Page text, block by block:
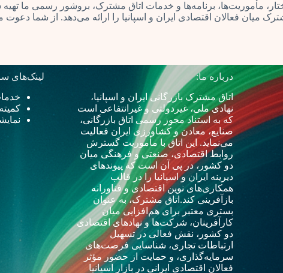
مأموریت‌ها، برنامه‌ها و خدمات اتاق مشترک، بروشور رسمی
میان فعالان اقتصادی ایران و اسپانیا را ارائه می‌دهد. از شما
درباره ما:
اتاق مشترک بازرگانی ایران و اسپانیا،
نهادی ملی، غیردولتی و غیرانتفاعی است
که به استناد مجوز رسمی اتاق بازرگانی،
صنایع، معادن و کشاورزی ایران فعالیت
می‌نماید. این اتاق با مأموریت گسترش
روابط اقتصادی، صنعتی و فرهنگی میان
دو کشور، در پی آن است که پیوندهای
دیرینه ایران و اسپانیا را در قالب
همکاری‌های نوین اقتصادی و فناورانه
بازآفرینی کند. اتاق مشترک، به عنوان
بستری معتبر برای هم‌افزایی میان
کارآفرینان، شرکت‌ها و نهادهای اقتصادی
دو کشور، نقش فعالی در تسهیل
ارتباطات تجاری، شناسایی فرصت‌های
سرمایه‌گذاری، و حمایت از حضور مؤثر
فعالان اقتصادی ایرانی در بازار اسپانیا
لینک‌های